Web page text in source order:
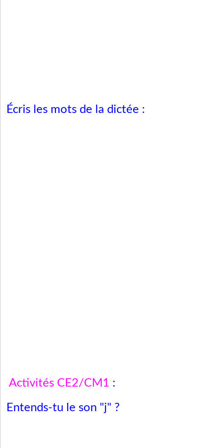
Écris les mots de la dictée :
Activités CE2/CM1 :
Entends-tu le son "j" ?